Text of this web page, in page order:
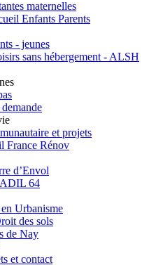
maternelles
Enfants Parents
- jeunes
sans hébergement - ALSH
et projets
France Rénov
d’Envol
ADIL 64
Urbanisme
des sols
de Nay
et contact